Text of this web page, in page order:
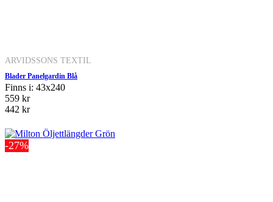
ARVIDSSONS TEXTIL
Blader Panelgardin Blå
Finns i: 43x240
559 kr
442 kr
-27%